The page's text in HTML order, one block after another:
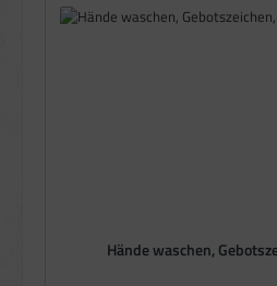
Hände waschen,